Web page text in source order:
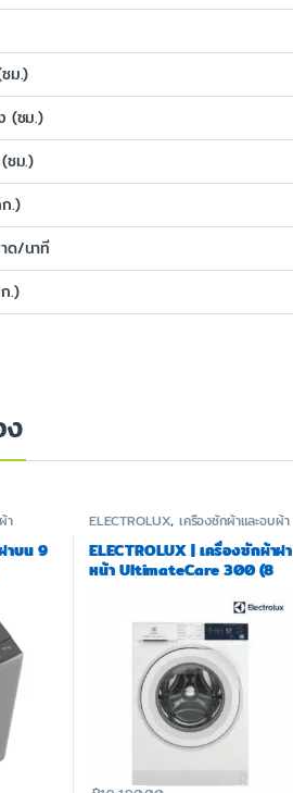
า
าบน 9
ELECTROLUX, เครื่องซักผ้าและอบผ้า
ELECTROLUX | เครื่องซักผ้าฝา
หน้า UltimateCare 300 (8
ม.)
(ซม.)
ซม.)
.)
ด/นาที
.)